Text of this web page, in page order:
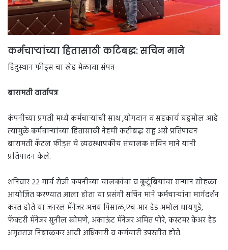
कर्मचाऱ्यांच्या हितासाठी कटिबद्ध: सचिन माने
हिंदुस्थान फीड्स चा स्नेह मेळावा संपन्न
बारामती वार्तापत्र
कंपनीच्या प्रगती मध्ये कर्मचाऱ्यांची साथ ,योगदान व सहकार्य बहुमोल आहे
त्यामुळे कर्मचाऱ्यांच्या हितासाठी नेहमी कटीबद्ध राहू असे प्रतिपादन
बारामती कॅटल फीड्स चे व्यवस्थापकीय संचालक सचिन माने यांनी
प्रतिपादन केले.
शनिवार २२ मार्च रोजी कंपनीच्या चालकांचा व कुटूंबियांचा सन्मान सोहळा
आयोजित करण्यात आला होता या प्रसंगी सचिन माने कर्मचाऱ्यांना मार्गदर्शन
करत होते या जनरल मॅनेजर अजय पिसाळ,एच आर हेड अमोल धायगुडे,
फॅक्टरी मॅनेजर सुनील खोमणे, अकाऊंट मॅनेजर अमित पोरे, कस्टमर केअर हेड
अमृतराज निंबाळकर आदी अधिकारी व कर्मचारी उपस्तीत होते.